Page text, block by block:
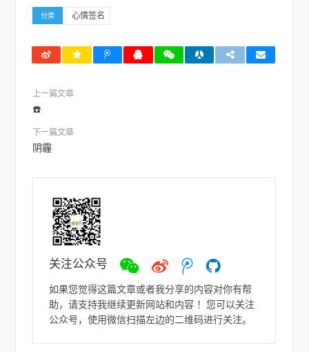
分类 心情签名
上一篇文章
☎️
下一篇文章
阴霾
关注公众号
微
微
ヽ
`Д
´-)
ノ
如
如果您觉得这篇文章或者我分享的内容对你有帮
助，请支持我继续更新网站和内容 ！您可以关注
公众号，使用微信扫描左边的二维码进行关注。